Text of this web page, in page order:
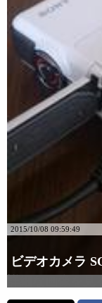
2015/10/08 09:59:49
ビデオカメラ